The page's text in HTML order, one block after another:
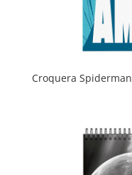
Croquera Spiderman